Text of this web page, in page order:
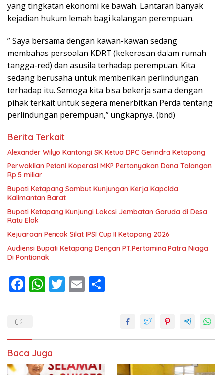
yang tingkatan ekonomi ke bawah. Lantaran banyak
kejadian hukum lemah bagi kalangan perempuan.
” Saya bersama dengan kawan-kawan sedang
membahas persoalan KDRT (kekerasan dalam rumah
tangga-red) dan asusila terhadap perempuan. Kita
sedang berusaha untuk memberikan perlindungan
terhadap itu. Semoga kita bisa bekerja sama dengan
pihak terkait untuk segera menerbitkan Perda tentang
perlindungan perempuan,” ungkapnya. (bnd)
Berita Terkait
Alexander Wilyo Kantongi SK Ketua DPC Gerindra Ketapang
Perwakilan Petani Koperasi MKP Pertanyakan Dana Talangan
Rp.5 miliar
Bupati Ketapang Sambut Kunjungan Kerja Kapolda
Kalimantan Barat
Bupati Ketapang Kunjungi Lokasi Jembatan Garuda di Desa
Ratu Elok
Kejuaraan Pencak Silat IPSI Cup II Ketapang 2026
Audiensi Bupati Ketapang Dengan PT.Pertamina Patra Niaga
Di Pontianak
F
o
o
W
A
p
T E
Baca Juga